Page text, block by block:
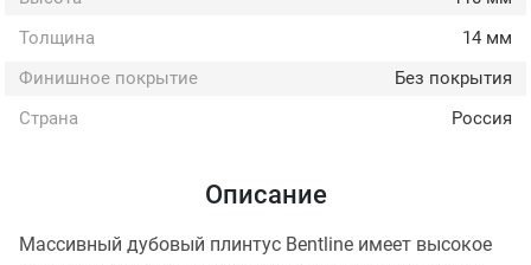
Толщина
14 мм
Финишное покрытие
Без покрытия
Страна
Россия
Описание
Массивный дубовый плинтус Bentline имеет высокое